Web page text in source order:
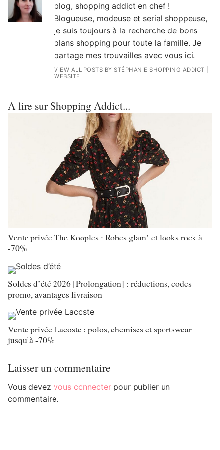
blog, shopping addict en chef !
Blogueuse, modeuse et serial shoppeuse,
je suis toujours à la recherche de bons
plans shopping pour toute la famille. Je
partage mes trouvailles avec vous ici.
VIEW ALL POSTS BY STÉPHANIE SHOPPING ADDICT
WEBSITE
A lire sur Shopping Addict...
Vente privée The Kooples : Robes glam’ et looks rock à
-70%
Soldes d’été 2026 [Prolongation] : réductions, codes
promo, avantages livraison
Vente privée Lacoste : polos, chemises et sportswear
jusqu’à -70%
Laisser un commentaire
Vous devez vous connecter pour publier un
commentaire.